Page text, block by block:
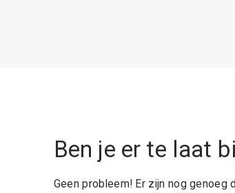
Ben je er te laat
Geen probleem! Er zijn nog genoeg